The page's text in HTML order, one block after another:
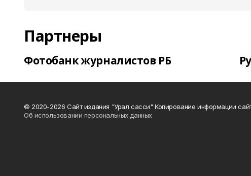
Партнеры
Фотобанк журналистов РБ
© 2020-2026 Сайт издания "Урал сасси" Копирование информации
Об использовании персональных данных